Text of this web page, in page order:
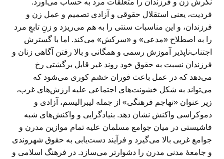
نگرش زن و فرزندان را متعلقات مرد به حساب می‌آورد.
فردیت، یعنی استقلال حقوقی و آزادی تصمیم و عمل زن و
فرزندان، و این مناسبات سنتی را به هم می‌ریزد و زنِ تابعِ مرد
را به اصطلاح «مدعی» و «سرکش» می‌کند. اما با گسترش
اجتناب‌ناپذیر آموزش رسمی و همگانی و بالا رفتن آگاهی زنان و
فرزندان نسبت به حقوق خود روند غیر قابل برگشتی رخ
می‌دهد که در عمل باعث فوران خشم کوری می‌شود که
می‌تواند به شکل خشونت‌های اجتماعی علیه ارزش‌های غرب،
زیر عنوان «تهاجم فرهنگی» از جمله لیبرالیسم، آزادی و
دموکراسی واکنش نشان دهد. بنیادگرایی و واکنش‌های شبه
فاشیستی در میان جوامع مسلمان علیه تمام موازین مدرن و
جوامع غربی بالا می‌گیرد و فرآیند دست‌یابی به حقوق شهروندی
و جامعهٔ مدنی مدرن را دشوارتر می‌سازد. در فرهنگ اسلامی و